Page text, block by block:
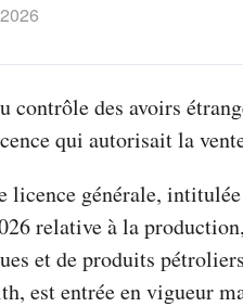
contrôle des avoirs
qui autorisait la
licence générale,
relative à la
et de produits
est entrée en vigueur